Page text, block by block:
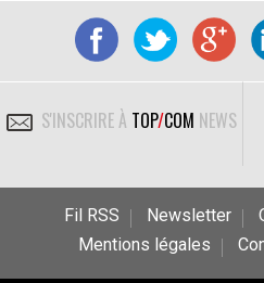
S'INSCRIRE À TOP/COM NEWS
Fil RSS Newsletter
Mentions légales